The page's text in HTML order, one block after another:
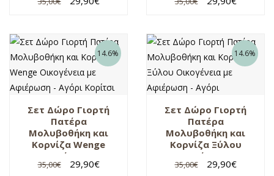
Αφιέρωση – 2
Αφιέρωση – 2
14.6%
Σετ Δώρο Γιορτή
Πατέρα
Μολυβοθήκη και
Κορνίζα Wenge
Οικογένεια με
Αφιέρωση – Αγόρι
35,00€ 29,90€
14.6%
Σετ Δώρο Γιορτή
Πατέρα
Μολυβοθήκη και
Κορνίζα Ξύλου
Οικογένεια με
Αφιέρωση – Αγόρι
35,00€ 29,90€